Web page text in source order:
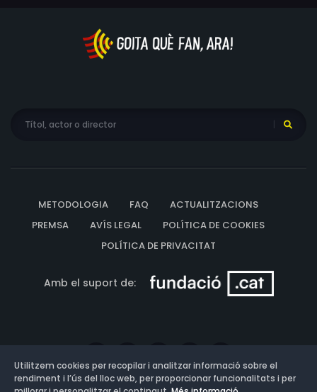
METODOLOGIA FAQ
ACTUALITZACIONS
PREMSA
AVÍS LEGAL
POLÍTICA DE COOKIES
POLÍTICA DE PRIVACITAT
Amb el suport de:
Utilitzem cookies per recopilar i analitzar informació sobre el
rendiment i l’ús del lloc web, per proporcionar funcionalitats i per